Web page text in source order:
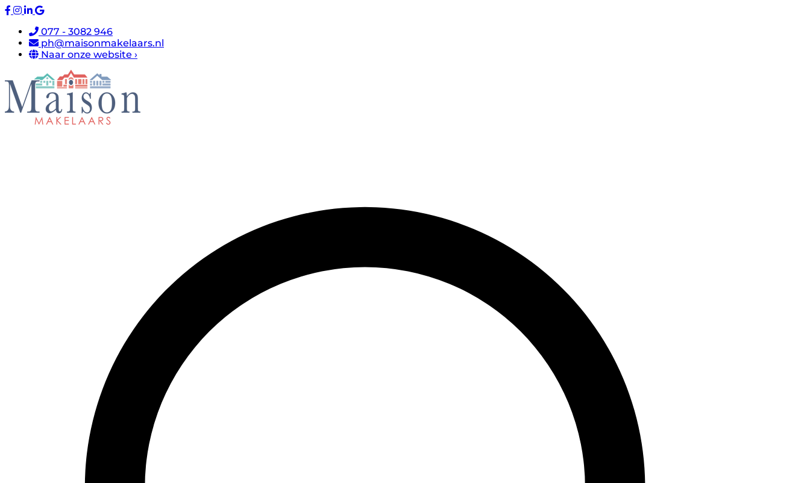
077 - 3082 946
ph@maisonmakelaars.nl
Naar onze website ›